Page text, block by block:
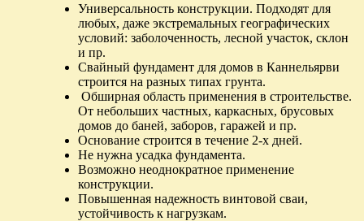
Универсальность конструкции. Подходят для
любых, даже экстремальных географических
условий: заболоченность, лесной участок, склон
и пр.
Свайный фундамент для домов в Каннельярви
строится на разных типах грунта.
Обширная область применения в строительстве.
От небольших частных, каркасных, брусовых
домов до баней, заборов, гаражей и пр.
Основание строится в течение 2-х дней.
Не нужна усадка фундамента.
Возможно неоднократное применение
конструкции.
Повышенная надежность винтовой сваи,
устойчивость к нагрузкам.